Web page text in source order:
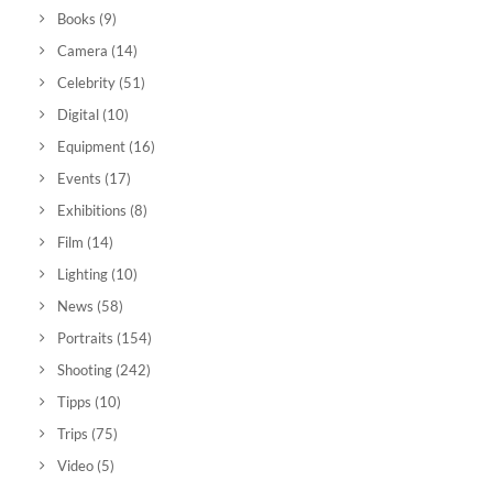
Books (9)
Camera (14)
Celebrity (51)
Digital (10)
Equipment (16)
Events (17)
Exhibitions (8)
Film (14)
Lighting (10)
News (58)
Portraits (154)
Shooting (242)
Tipps (10)
Trips (75)
Video (5)